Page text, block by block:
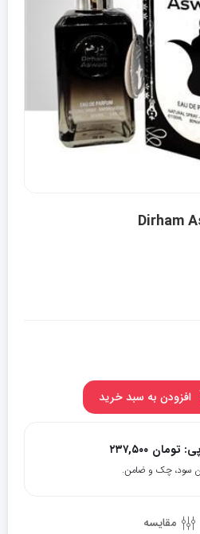
افزودن به سبد خرید
۲۳۷,۵۰۰ تومان
مقایسه